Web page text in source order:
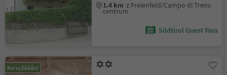
1.4 km z Freienfeld/Campo di Trens
centrum
Südtirol Guest Pass
Na vyžádání